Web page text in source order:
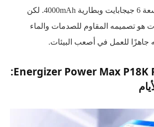
الى ذاكرة RAM بسعة 6 جيجابايت وبطارية 4000mAh. لكن
هو تصميمه المقاوم للصدمات والماء
جاهزًا للعمل في أصعب البيئات.
10- جوال Energizer Power Max P18K Pop: